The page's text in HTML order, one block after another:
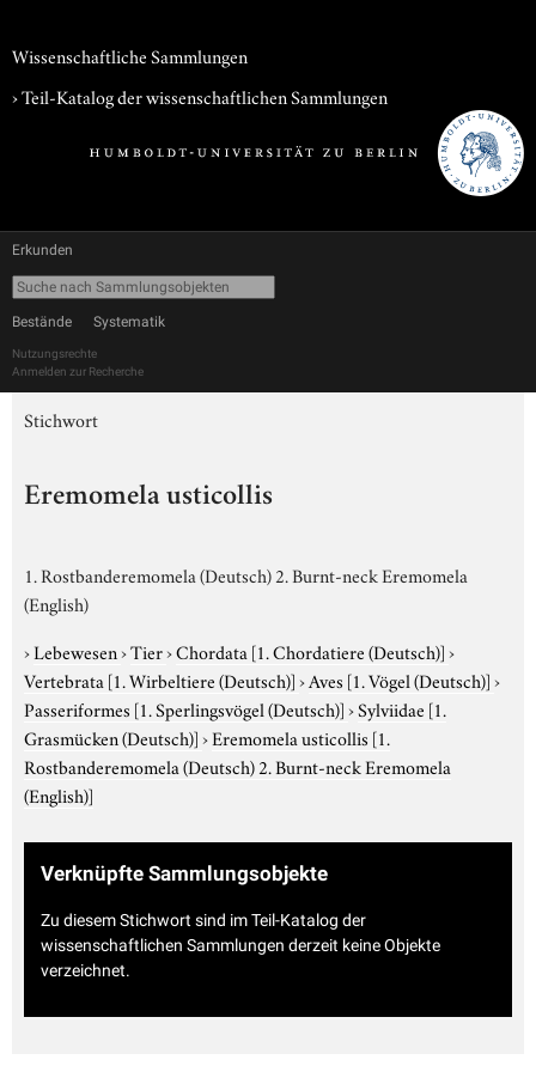
Wissenschaftliche Sammlungen
› Teil-Katalog der wissenschaftlichen Sammlungen
Erkunden
Bestände Systematik
Nutzungsrechte
Anmelden zur Recherche
Stichwort
Eremomela usticollis
1. Rostbanderemomela (Deutsch) 2. Burnt-neck Eremomela
(English)
›Lebewesen›Tier›Chordata [1. Chordatiere (Deutsch)]›
Vertebrata [1. Wirbeltiere (Deutsch)]›Aves [1. Vögel (Deutsch)]›
Passeriformes [1. Sperlingsvögel (Deutsch)]›Sylviidae [1.
Grasmücken (Deutsch)]›Eremomela usticollis [1.
Rostbanderemomela (Deutsch) 2. Burnt-neck Eremomela
(English)]
Verknüpfte Sammlungsobjekte
Zu diesem Stichwort sind im Teil-Katalog der
wissenschaftlichen Sammlungen derzeit keine Objekte
verzeichnet.